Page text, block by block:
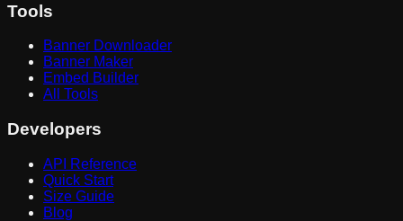
Tools
Banner Downloader
Banner Maker
Embed Builder
All Tools
Developers
API Reference
Quick Start
Size Guide
Blog